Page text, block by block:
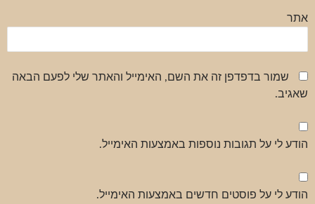
אתר
שמור בדפדפן זה את השם, האימייל והאתר שלי לפעם הבאה
שאגיב.
הודע לי על תגובות נוספות באמצעות האימייל.
הודע לי על פוסטים חדשים באמצעות האימייל.